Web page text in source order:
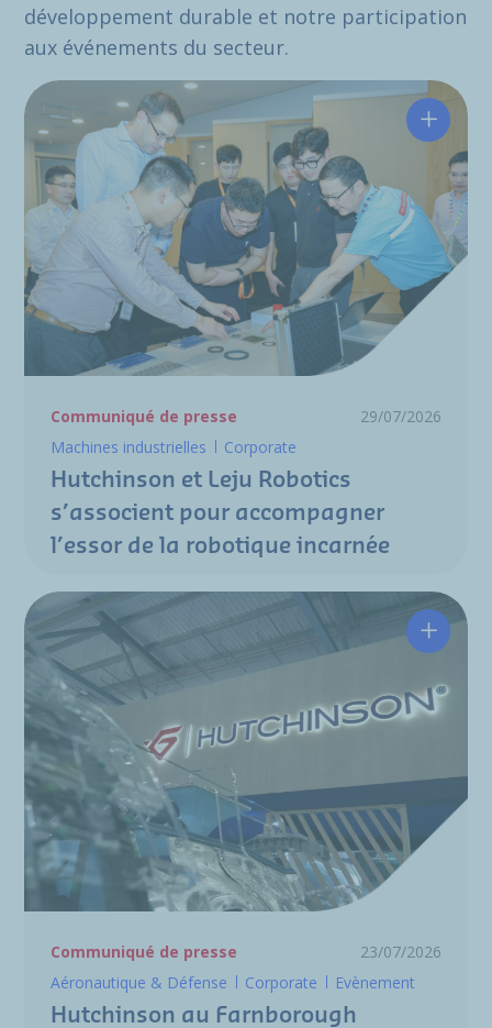
développement durable et notre participation
aux événements du secteur.
Communiqué de presse
29/07/2026
Machines industrielles
Corporate
Hutchinson et Leju Robotics
s’associent pour accompagner
l’essor de la robotique incarnée
Communiqué de presse
23/07/2026
Aéronautique & Défense
Corporate Evènement
Hutchinson au Farnborough